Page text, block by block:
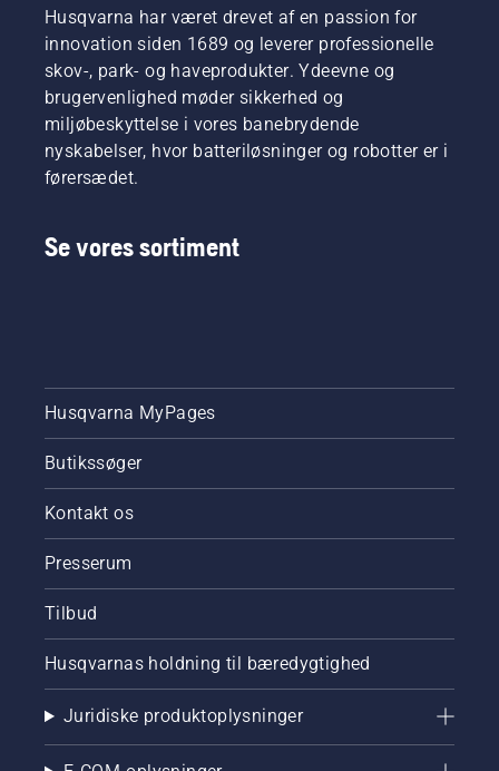
sund og
græsplæne.
mulige
form,
når
græsset
genoptager
sin
vækst.
vores
vigtigste
holde en
sund og
frodig
Husqvarna har været drevet af en passion for
innovation siden 1689 og leverer professionelle
skov-, park- og haveprodukter. Ydeevne og
brugervenlighed møder sikkerhed og
miljøbeskyttelse i vores banebrydende
nyskabelser, hvor batteriløsninger og robotter er i
førersædet.
Se vores sortiment
Husqvarna MyPages
Butikssøger
Kontakt os
Presserum
Tilbud
Husqvarnas holdning til bæredygtighed
Juridiske produktoplysninger